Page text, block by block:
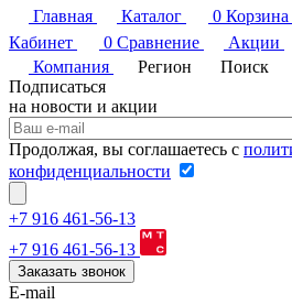
Главная
Каталог 0 Корзина
Кабинет
0 Сравнение Акции
Компания
Регион Поиск
Подписаться
на новости и акции
Продолжая, вы соглашаетесь с
конфиденциальности
+7 916 461-56-13
+7 916 461-56-13
Заказать звонок
E-mail